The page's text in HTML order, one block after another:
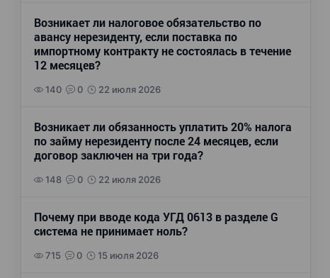
Возникает ли налоговое обязательство по
авансу нерезиденту, если поставка по
импортному контракту не состоялась в течение
12 месяцев?
140 0 22 июля 2026
Возникает ли обязанность уплатить 20% налога
по займу нерезиденту после 24 месяцев, если
договор заключен на три года?
148 0 22 июля 2026
Почему при вводе кода УГД 0613 в разделе G
система не принимает ноль?
715 0 15 июля 2026